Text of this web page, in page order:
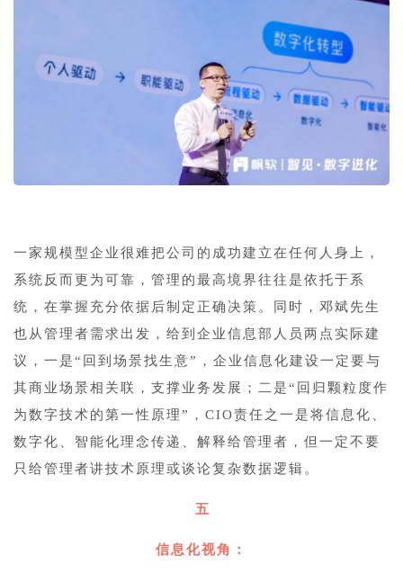
一家规模型企业很难把公司的成功建立在任何人身上，
系统反而更为可靠，管理的最高境界往往是依托于系
统，在掌握充分依据后制定正确决策。同时，邓斌先生
也从管理者需求出发，给到企业信息部人员两点实际建
议，一是“回到场景找生意”，企业信息化建设一定要与
其商业场景相关联，支撑业务发展；二是“回归颗粒度作
为数字技术的第一性原理”，CIO责任之一是将信息化、
数字化、智能化理念传递、解释给管理者，但一定不要
只给管理者讲技术原理或谈论复杂数据逻辑。
五
信息化视角：